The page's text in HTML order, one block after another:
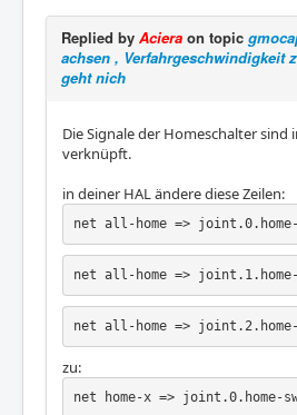
Replied by Aciera on topic
achsen , Verfahrgeschwindigkeit
geht nich
Die Signale der Homeschalter sind
verknüpft.
in deiner HAL ändere diese Zeilen:
net all-home =>
net all-home =>
net all-home =>
zu:
net home-x => joint.0.home-